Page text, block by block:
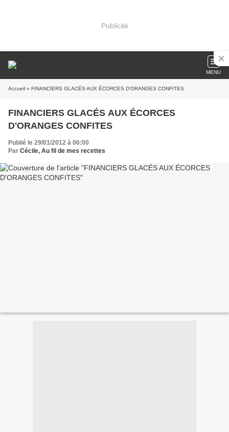
Publicité
MENU
Accueil » FINANCIERS GLACÉS AUX ÉCORCES D'ORANGES CONFITES
FINANCIERS GLACÉS AUX ÉCORCES
D'ORANGES CONFITES
Publié le 29/01/2012 à 06:00
Par Cécile, Au fil de mes recettes